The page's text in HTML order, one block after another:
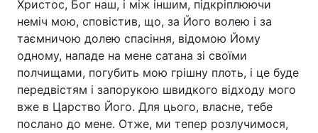
Христос, Бог наш, і між іншим, підкріплюючи
неміч мою, сповістив, що, за Його волею і за
таємничою долею спасіння, відомою Йому
одному, нападе на мене сатана зі своїми
полчищами, погубить мою грішну плоть, і це буде
передвістям і запорукою швидкого відходу мого
вже в Царство Його. Для цього, власне, тебе
послано до мене. Отже, ми тепер розлучимося,